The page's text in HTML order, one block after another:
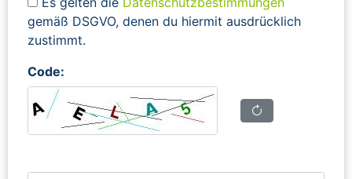
gemäß DSGVO, denen du hiermit ausdrücklich
zustimmt.
Code: